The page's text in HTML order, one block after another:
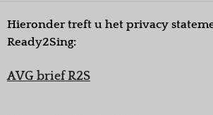
Hieronder treft u het privacy
Ready2Sing:
AVG brief R2S